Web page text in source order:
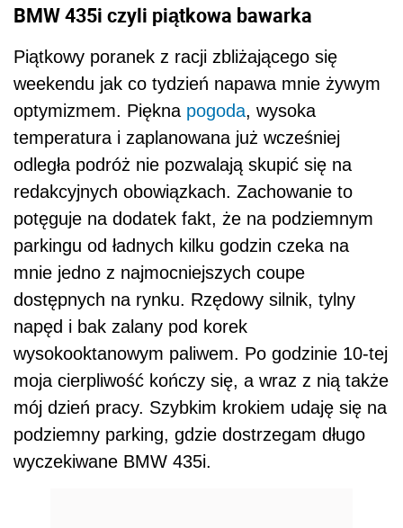
BMW 435i czyli piątkowa bawarka
Piątkowy poranek z racji zbliżającego się
weekendu jak co tydzień napawa mnie żywym
optymizmem. Piękna pogoda, wysoka
temperatura i zaplanowana już wcześniej
odległa podróż nie pozwalają skupić się na
redakcyjnych obowiązkach. Zachowanie to
potęguje na dodatek fakt, że na podziemnym
parkingu od ładnych kilku godzin czeka na
mnie jedno z najmocniejszych coupe
dostępnych na rynku. Rzędowy silnik, tylny
napęd i bak zalany pod korek
wysokooktanowym paliwem. Po godzinie 10-tej
moja cierpliwość kończy się, a wraz z nią także
mój dzień pracy. Szybkim krokiem udaję się na
podziemny parking, gdzie dostrzegam długo
wyczekiwane BMW 435i.